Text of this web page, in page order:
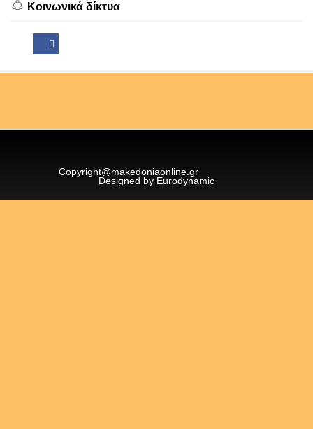
Κοινωνικά δίκτυα
Copyright@makedoniaonline.gr
Designed by Eurodynamic